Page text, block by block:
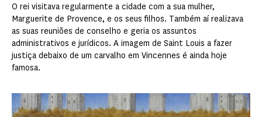
O rei visitava regularmente a cidade com a sua mulher,
Marguerite de Provence, e os seus filhos. Também aí realizava
as suas reuniões de conselho e geria os assuntos
administrativos e jurídicos. A imagem de Saint Louis a fazer
justiça debaixo de um carvalho em Vincennes é ainda hoje
famosa.